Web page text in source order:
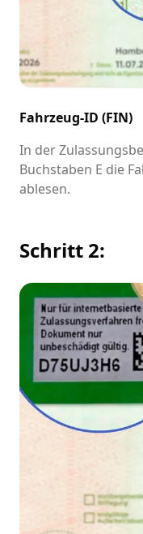
Fahrzeug-ID (FIN)
In der
Buchstaben E die
ablesen.
Schritt 2: